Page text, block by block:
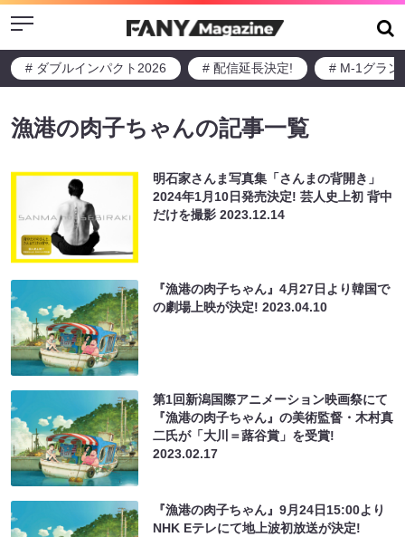
Menu
# ダブルインパクト2026 # 配信延長決定! # M-1グラン
漁港の肉子ちゃんの記事一覧
明石家さんま写真集「さんまの背開き」
2024年1月10日発売決定! 芸人史上初 背中
だけを撮影2023.12.14
『漁港の肉子ちゃん』4月27日より韓国で
の劇場上映が決定!2023.04.10
第1回新潟国際アニメーション映画祭にて
『漁港の肉子ちゃん』の美術監督・木村真
二氏が「大川＝蕗谷賞」を受賞!
2023.02.17
『漁港の肉子ちゃん』9月24日15:00より
NHK Eテレにて地上波初放送が決定!